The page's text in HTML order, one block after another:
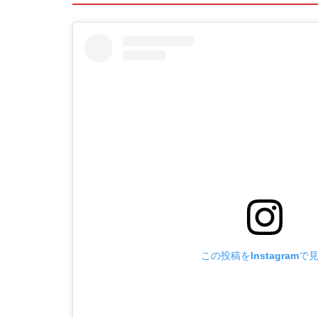
この投稿をInstagramで